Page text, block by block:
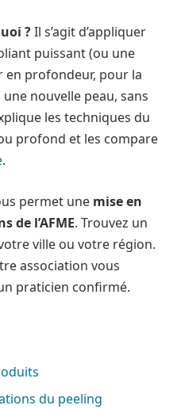
?Il s’agit d’appliquer
puissant (ou une
en profondeur, pour la
nouvelle peau, sans
les techniques du
profond et les compare
.
permet une mise en
de l’AFME. Trouvez un
ville ou votre région.
association vous
praticien confirmé.
du peeling